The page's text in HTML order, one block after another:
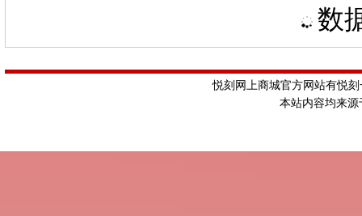
数
悦刻网上商城官方网站有悦
本站内容均来